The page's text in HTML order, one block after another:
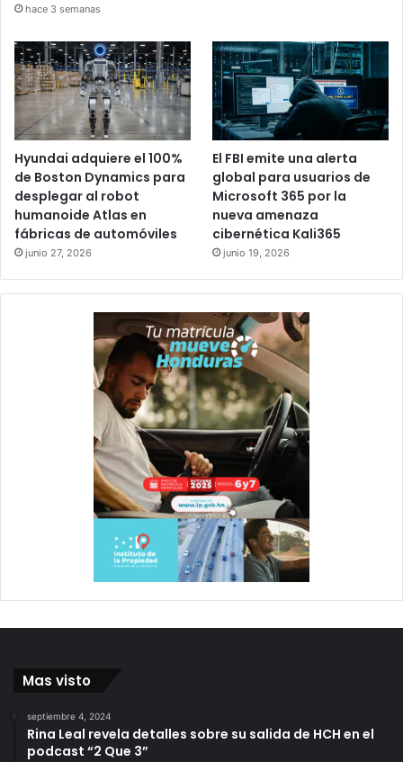
hace 3 semanas
Hyundai adquiere el 100%
de Boston Dynamics para
desplegar al robot
humanoide Atlas en
fábricas de automóviles
junio 27, 2026
El FBI emite una alerta
global para usuarios de
Microsoft 365 por la
nueva amenaza
cibernética Kali365
junio 19, 2026
Mas visto
septiembre 4, 2024
Rina Leal revela detalles sobre su salida de HCH en el
podcast “2 Que 3”